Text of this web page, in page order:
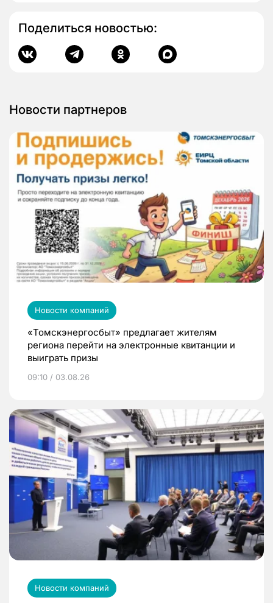
Поделиться новостью:
Новости партнеров
Новости компаний
«Томскэнергосбыт» предлагает жителям
региона перейти на электронные квитанции и
выиграть призы
09:10 / 03.08.26
Новости компаний